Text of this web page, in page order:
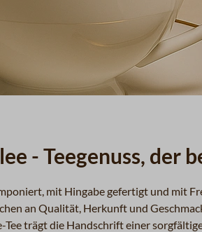
- Teegenuss, der
mit Hingabe gefertigt und mit
an Qualität, Herkunft und
Tee trägt die Handschrift einer